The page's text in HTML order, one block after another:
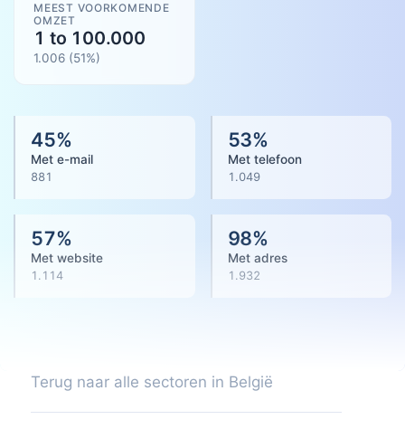
MEEST VOORKOMENDE
OMZET
1 to 100.000
1.006 (51%)
45%
Met e-mail
881
53%
Met telefoon
1.049
57%
Met website
1.114
98%
Met adres
1.932
Terug naar alle sectoren in België